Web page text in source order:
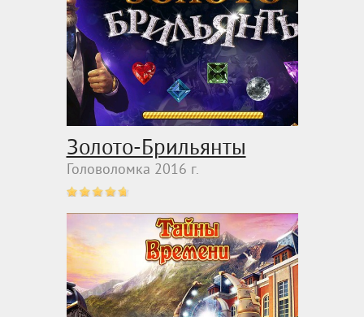
Золото-Брильянты
Головоломка 2016 г.